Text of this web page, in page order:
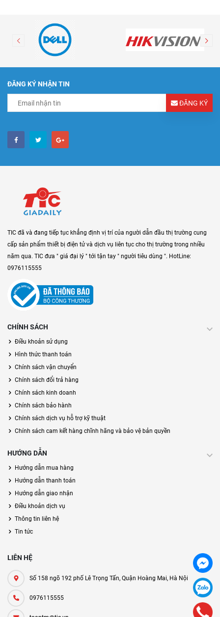
ĐĂNG KÝ NHẬN TIN
ĐĂNG KÝ
TIC đã và đang tiếp tục khẳng định vị trí của người dẫn đầu thị trường cung
cấp sản phẩm thiết bị điện tử và dịch vụ liên tục cho thị trường trong nhiều
năm qua. TIC đưa " giá đại lý " tới tận tay " người tiêu dùng ". HotLine:
0976115555
CHÍNH SÁCH
Điều khoản sử dụng
Hình thức thanh toán
Chính sách vận chuyển
Chính sách đổi trả hàng
Chính sách kinh doanh
Chính sách bảo hành
Chính sách dịch vụ hỗ trợ kỹ thuật
Chính sách cam kết hàng chĩnh hãng và bảo vệ bản quyền
HƯỚNG DẪN
Hướng dẫn mua hàng
Hướng dẫn thanh toán
Hướng dẫn giao nhận
Điều khoản dịch vụ
Thông tin liên hệ
Tin tức
LIÊN HỆ
Số 158 ngõ 192 phố Lê Trọng Tấn, Quận Hoàng Mai, Hà Nội
0976115555